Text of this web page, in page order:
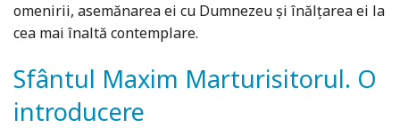
omenirii, asemănarea ei cu Dumnezeu și înălțarea ei la
cea mai înaltă contemplare.
Sfântul Maxim Marturisitorul. O
introducere